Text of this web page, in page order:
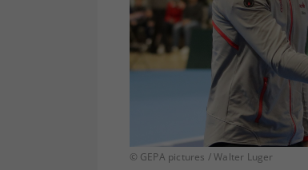
© GEPA pictures / Walter Luger